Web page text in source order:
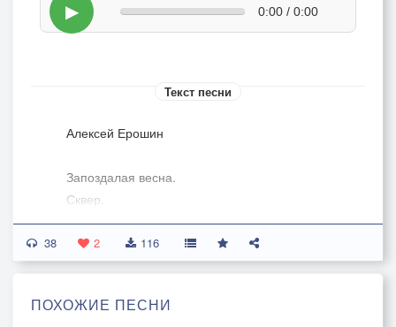
▶ 0:00 / 0:00
Текст песни
Алексей Ерошин
Запоздалая весна.
Сквер.
Цветочная витрина.
Полыхают георгины в жёлтом пламени листвы.
Трость.
Две таблетки "Аспирина"
38 2 116
ПОХОЖИЕ ПЕСНИ